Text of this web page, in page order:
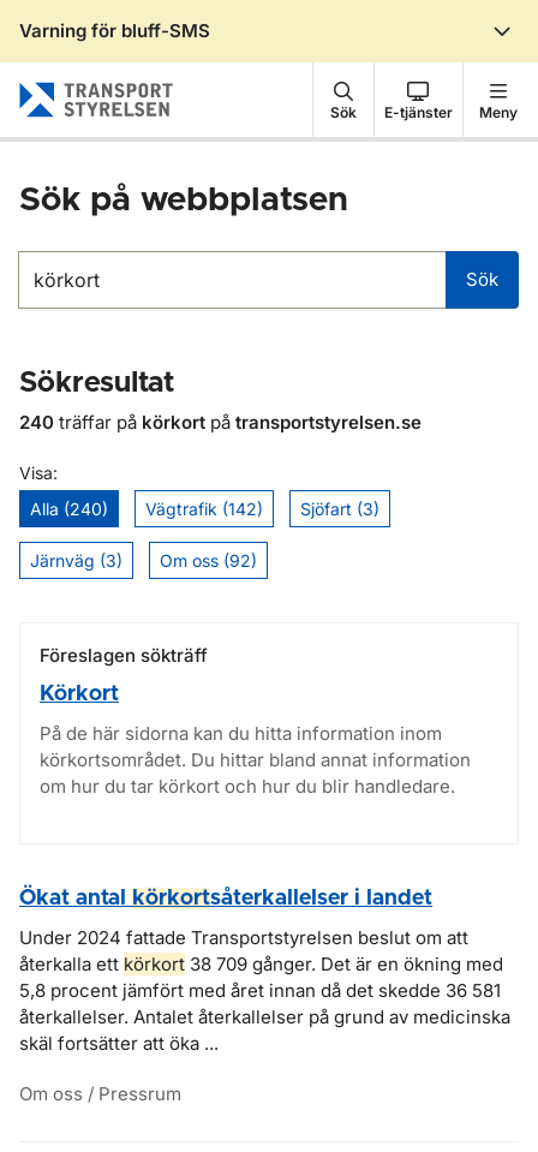
Varning för bluff-SMS
Sök E-tjänster Meny
Sök på webbplatsen
Sök
Sökresultat
240 träffar på körkort på transportstyrelsen.se
Visa:
Alla (240)
Vägtrafik (142) Sjöfart (3)
Järnväg (3) Om oss (92)
Föreslagen sökträff
Körkort
På de här sidorna kan du hitta information inom
körkortsområdet. Du hittar bland annat information
om hur du tar körkort och hur du blir handledare.
Ökat antal körkortsåterkallelser i landet
Under 2024 fattade Transportstyrelsen beslut om att
återkalla ett körkort 38 709 gånger. Det är en ökning med
5,8 procent jämfört med året innan då det skedde 36 581
återkallelser. Antalet återkallelser på grund av medicinska
skäl fortsätter att öka ...
Om oss / Pressrum